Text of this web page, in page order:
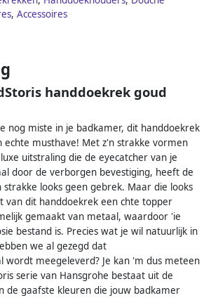
, Accessoires
handdoekrek goud
nog miste in je badkamer, dit handdoekrek
echte musthave! Met z'n strakke vormen
uitstraling die de eyecatcher van je
door de verborgen bevestiging, heeft de
looks geen gebrek. Maar die looks
van dit handdoekrek een chte topper
gemaakt van metaal, waardoor 'ie
bestand is. Precies wat je wil natuurlijk in
we al gezegd dat
wordt meegeleverd? Je kan 'm dus meteen
serie van Hansgrohe bestaat uit de
de gaafste kleuren die jouw badkamer